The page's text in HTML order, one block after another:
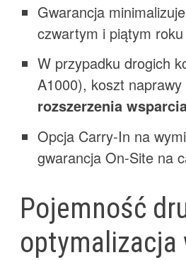
Gwarancja
czwartym i piątym
W przypadku drogich
A1000), koszt
rozszerzenia
Opcja Carry-In na
gwarancja On-Site na
Pojemność
optymalizacja